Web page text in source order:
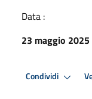
Data :
23 maggio 2025
Condividi